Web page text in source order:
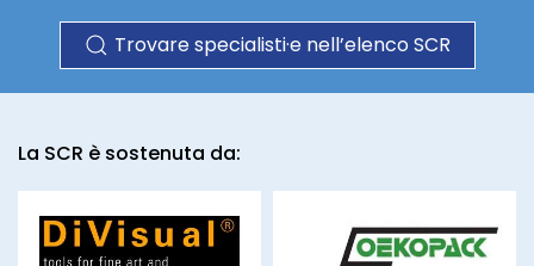
Trovare specialisti·e nell’elenco SCR
La SCR è sostenuta da:
divisual.com oekopack.ch